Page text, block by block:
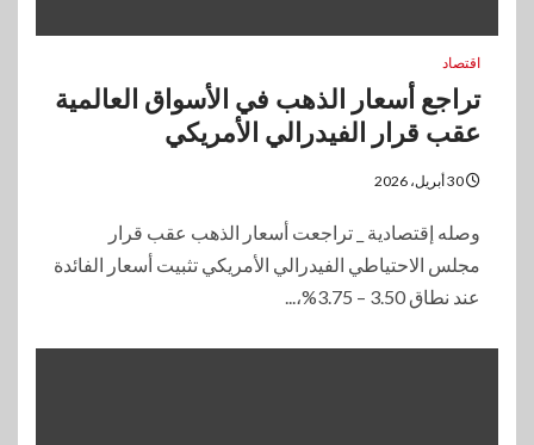
اقتصاد
تراجع أسعار الذهب في الأسواق العالمية
عقب قرار الفيدرالي الأمريكي
وصله إقتصادية _ تراجعت أسعار الذهب عقب قرار
مجلس الاحتياطي الفيدرالي الأمريكي تثبيت أسعار الفائدة
عند نطاق 3.50 – 3.75%،...